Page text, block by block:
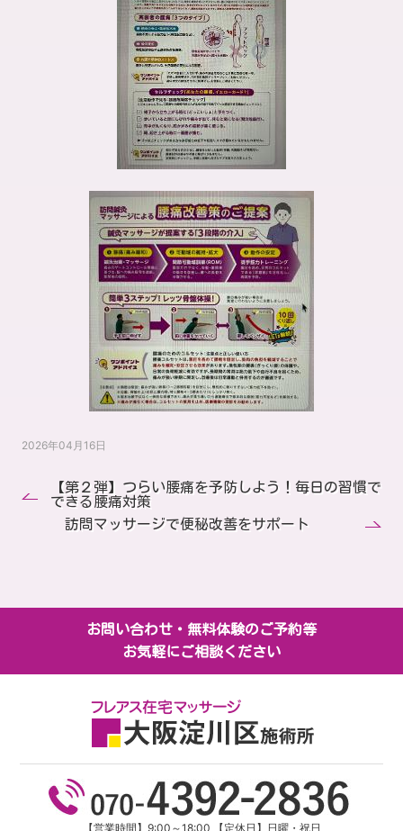
2026年04月16日
【第２弾】つらい腰痛を予防しよう！毎日の習慣で
できる腰痛対策
訪問マッサージで便秘改善をサポート
お問い合わせ・無料体験のご予約等
お気軽にご相談ください
【営業時間】9:00～18:00 【定休日】日曜・祝日